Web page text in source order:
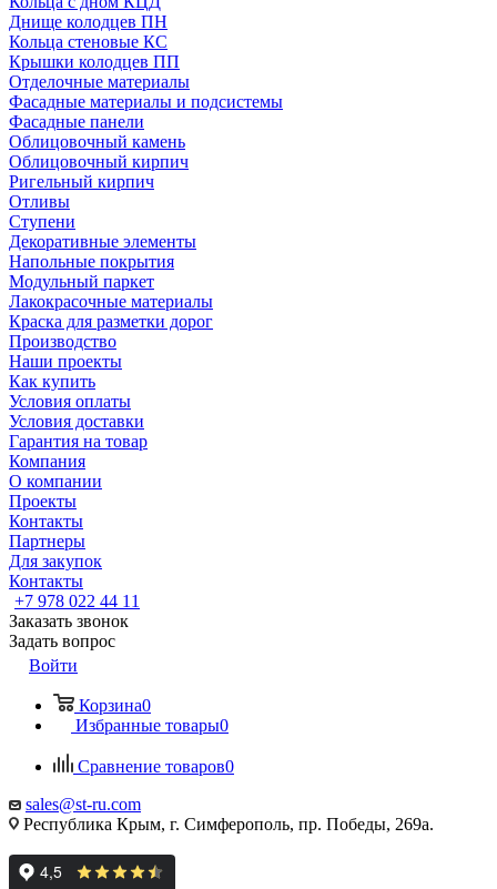
Днище колодцев ПН
Кольца стеновые КС
Крышки колодцев ПП
Отделочные материалы
Фасадные материалы и подсистемы
Фасадные панели
Облицовочный камень
Облицовочный кирпич
Ригельный кирпич
Отливы
Ступени
Декоративные элементы
Напольные покрытия
Модульный паркет
Лакокрасочные материалы
Краска для разметки дорог
Производство
Наши проекты
Как купить
Условия оплаты
Условия доставки
Гарантия на товар
Компания
О компании
Проекты
Контакты
Партнеры
Для закупок
Контакты
+7 978 022 44 11
Заказать звонок
Задать вопрос
Войти
Корзина0
Избранные товары0
Сравнение товаров0
sales@st-ru.com
Республика Крым, г. Симферополь, пр. Победы, 269а.